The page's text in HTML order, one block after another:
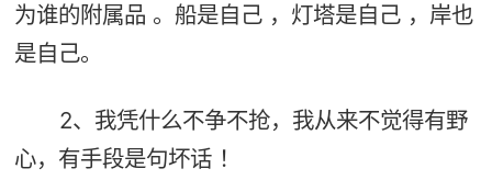
为谁的附属品 。船是自己 ，灯塔是自己 ，岸也
是自己。
2、我凭什么不争不抢，我从来不觉得有野
心，有手段是句坏话 ！